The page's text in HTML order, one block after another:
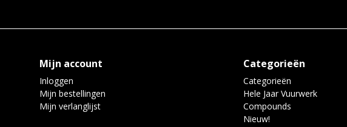
Mijn account
Inloggen
Mijn bestellingen
Mijn verlanglijst
Categorieën
Categorieën
Hele Jaar Vuurwerk
Compounds
Nieuw!